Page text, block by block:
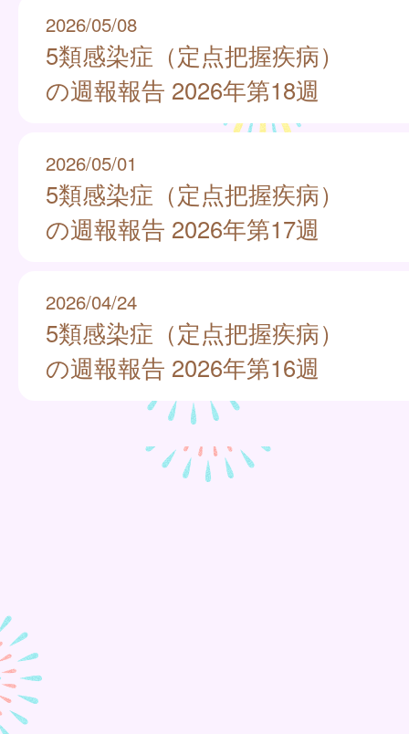
2026/05/08
5類感染症（定点把握疾病）
の週報報告 2026年第18週
2026/05/01
5類感染症（定点把握疾病）
の週報報告 2026年第17週
2026/04/24
5類感染症（定点把握疾病）
の週報報告 2026年第16週